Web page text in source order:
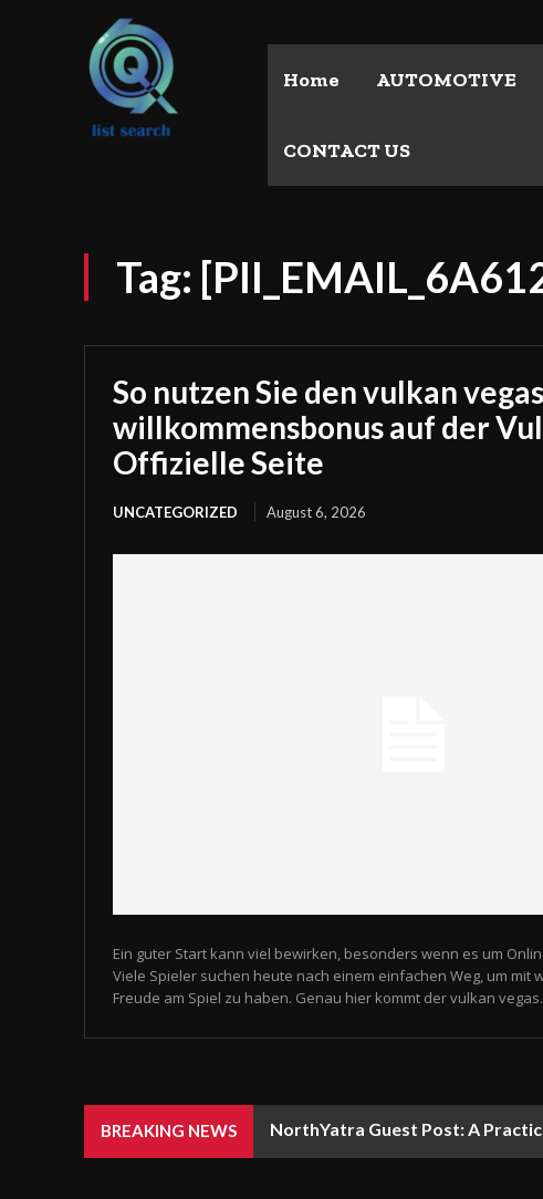
Home AUTOMOTIVE
CONTACT US
Tag:
So nutzen Sie den vulkan vegas
willkommensbonus auf der
Offizielle Seite
UNCATEGORIZED August 6, 2026
Ein guter Start kann viel bewirken, besonders wenn es um
Viele Spieler suchen heute nach einem einfachen Weg, um mit
Freude am Spiel zu haben. Genau hier kommt der vulkan
BREAKING NEWS NorthYatra Guest Post: A